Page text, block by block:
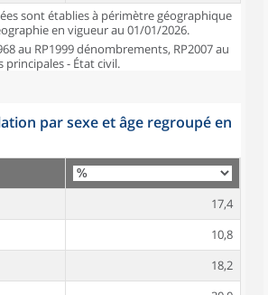
sont établies à périmètre géographique
en vigueur au 01/01/2026.
au RP1999 dénombrements, RP2007 au
principales - État civil.
par sexe et âge regroupé en
17,4
10,8
18,2